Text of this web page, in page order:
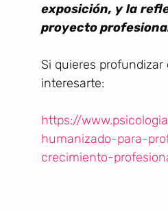
exposición, y la
proyecto
Si quieres
interesarte:
https://
humanizado-para-
crecimiento-